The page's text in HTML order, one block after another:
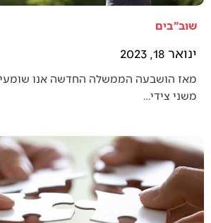
שוב"בים
ינואר 18, 2023
מאז הושבעה הממשלה החדשה אנו
משני צידי…